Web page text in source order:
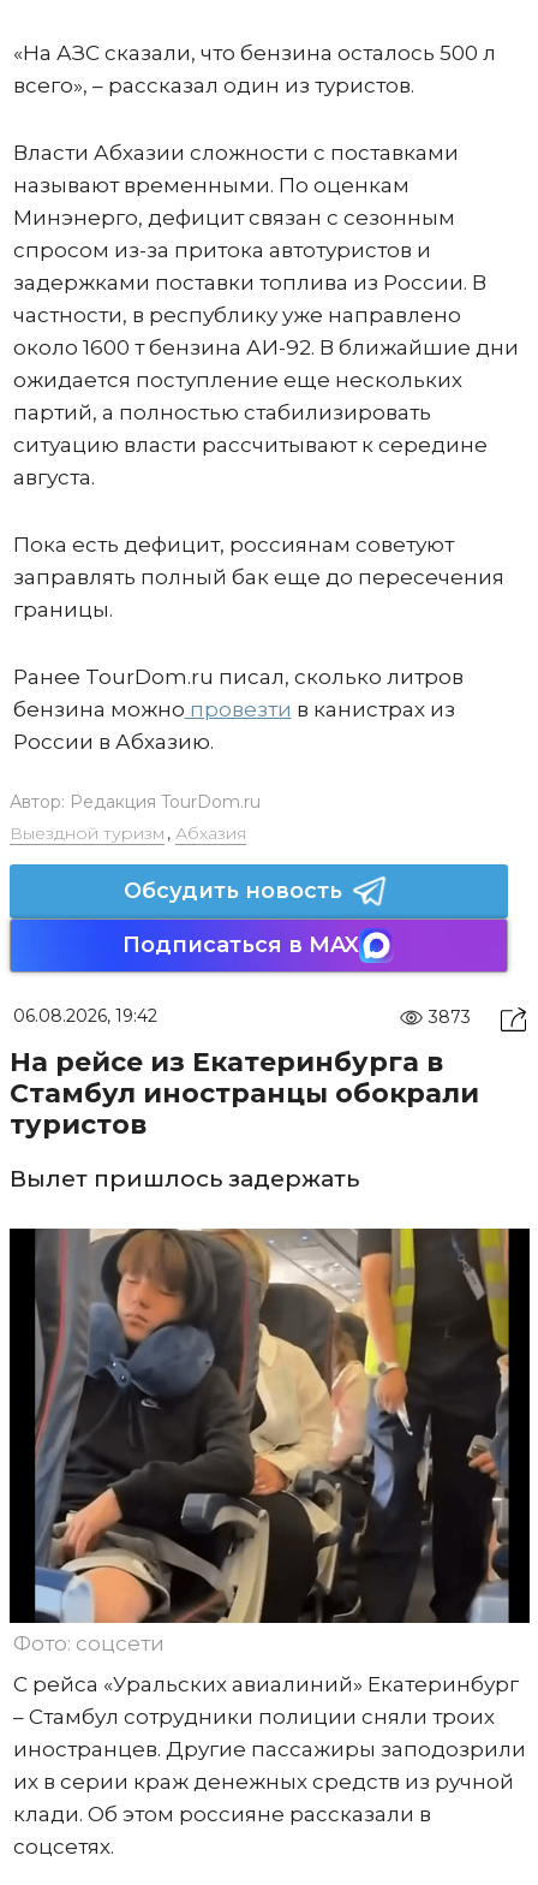
«На АЗС сказали, что бензина осталось 500 л
всего», – рассказал один из туристов.
Власти Абхазии сложности с поставками
называют временными. По оценкам
Минэнерго, дефицит связан с сезонным
спросом из-за притока автотуристов и
задержками поставки топлива из России. В
частности, в республику уже направлено
около 1600 т бензина АИ-92. В ближайшие дни
ожидается поступление еще нескольких
партий, а полностью стабилизировать
ситуацию власти рассчитывают к середине
августа.
Пока есть дефицит, россиянам советуют
заправлять полный бак еще до пересечения
границы.
Ранее TourDom.ru писал, сколько литров
бензина можно провезти в канистрах из
России в Абхазию.
Автор: Редакция TourDom.ru
Выездной туризм , Абхазия
Обсудить новость
Подписаться в MAX
06.08.2026, 19:42 3873
На рейсе из Екатеринбурга в
Стамбул иностранцы обокрали
туристов
Вылет пришлось задержать
Фото: соцсети
С рейса «Уральских авиалиний» Екатеринбург
– Стамбул сотрудники полиции сняли троих
иностранцев. Другие пассажиры заподозрили
их в серии краж денежных средств из ручной
клади. Об этом россияне рассказали в
соцсетях.